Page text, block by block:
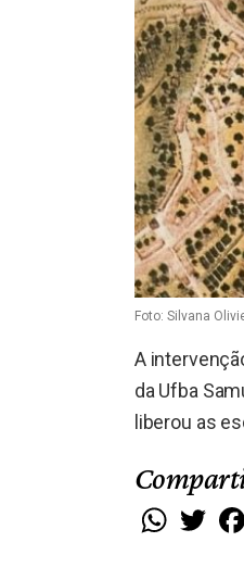
Foto: Silvana
A
da Ufba
liberou as
WhatsApp